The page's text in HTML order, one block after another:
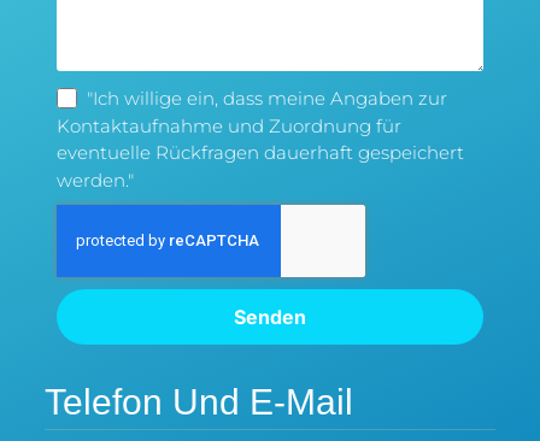
"Ich willige ein, dass meine Angaben zur
Kontaktaufnahme und Zuordnung für
eventuelle Rückfragen dauerhaft gespeichert
werden."
Senden
Telefon Und E-Mail